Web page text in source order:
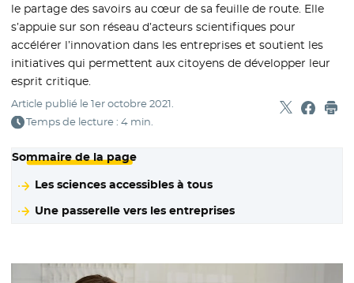
le partage des savoirs au cœur de sa feuille de route. Elle
s’appuie sur son réseau d’acteurs scientifiques pour
accélérer l’innovation dans les entreprises et soutient les
initiatives qui permettent aux citoyens de développer leur
esprit critique.
Article publié le1er octobre 2021.
Temps de lecture : 4 min.
Partager
- Nouvelle
-
Sommaire de la page
Les sciences accessibles à tous
Une passerelle vers les entreprises